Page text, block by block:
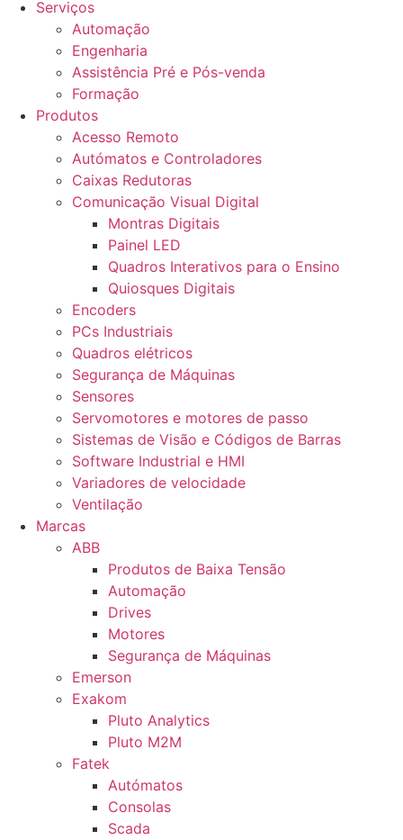
Serviços
Automação
Engenharia
Assistência Pré e Pós-venda
Formação
Produtos
Acesso Remoto
Autómatos e Controladores
Caixas Redutoras
Comunicação Visual Digital
Montras Digitais
Painel LED
Quadros Interativos para o Ensino
Quiosques Digitais
Encoders
PCs Industriais
Quadros elétricos
Segurança de Máquinas
Sensores
Servomotores e motores de passo
Sistemas de Visão e Códigos de Barras
Software Industrial e HMI
Variadores de velocidade
Ventilação
Marcas
ABB
Produtos de Baixa Tensão
Automação
Drives
Motores
Segurança de Máquinas
Emerson
Exakom
Pluto Analytics
Pluto M2M
Fatek
Autómatos
Consolas
Scada